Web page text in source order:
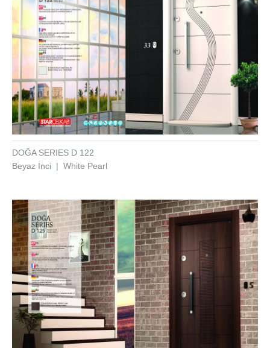
DOĞA SERIES D 122
Beyaz İnci | White Pearl